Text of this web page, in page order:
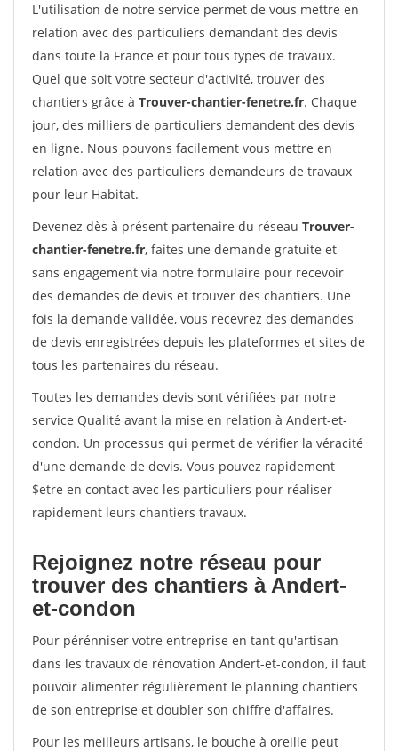
L'utilisation de notre service permet de vous mettre en
relation avec des particuliers demandant des devis
dans toute la France et pour tous types de travaux.
Quel que soit votre secteur d'activité, trouver des
chantiers grâce à Trouver-chantier-fenetre.fr. Chaque
jour, des milliers de particuliers demandent des devis
en ligne. Nous pouvons facilement vous mettre en
relation avec des particuliers demandeurs de travaux
pour leur Habitat.
Devenez dès à présent partenaire du réseau Trouver-
chantier-fenetre.fr, faites une demande gratuite et
sans engagement via notre formulaire pour recevoir
des demandes de devis et trouver des chantiers. Une
fois la demande validée, vous recevrez des demandes
de devis enregistrées depuis les plateformes et sites de
tous les partenaires du réseau.
Toutes les demandes devis sont vérifiées par notre
service Qualité avant la mise en relation à Andert-et-
condon. Un processus qui permet de vérifier la véracité
d'une demande de devis. Vous pouvez rapidement
$etre en contact avec les particuliers pour réaliser
rapidement leurs chantiers travaux.
Rejoignez notre réseau pour
trouver des chantiers à Andert-
et-condon
Pour pérénniser votre entreprise en tant qu'artisan
dans les travaux de rénovation Andert-et-condon, il faut
pouvoir alimenter régulièrement le planning chantiers
de son entreprise et doubler son chiffre d'affaires.
Pour les meilleurs artisans, le bouche à oreille peut